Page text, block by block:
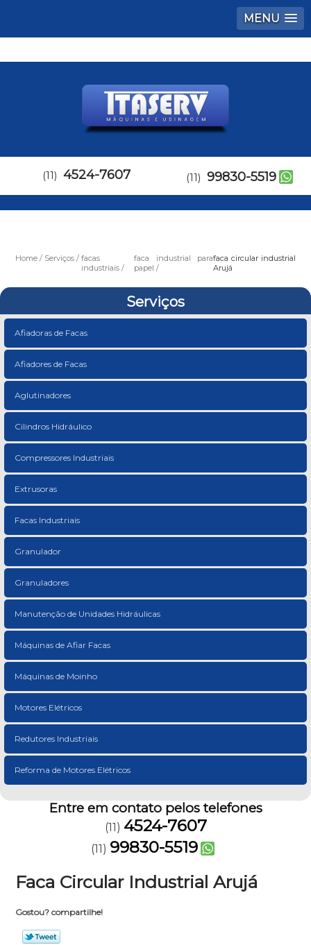
MENU
(11) 4524-7607 (11) 99830-5519
Home Serviços
facas
industriais
faca industrial para
papel
faca circular industrial
Arujá
Serviços
Afiadoras de Facas
Afiadores de Facas
Aglutinadores
Cilindros Hidráulico
Compressores Industriais
Extrusoras
Facas Industriais
Granulador
Granuladores
Manutenção de Unidades Hidráulicas
Máquinas de Afiar Facas
Máquinas de Moinho
Motores Elétricos
Redutores Industriais
Reforma de Motores Elétricos
Entre em contato pelos telefones
(11) 4524-7607
(11) 99830-5519
Faca Circular Industrial Arujá
Gostou? compartilhe!